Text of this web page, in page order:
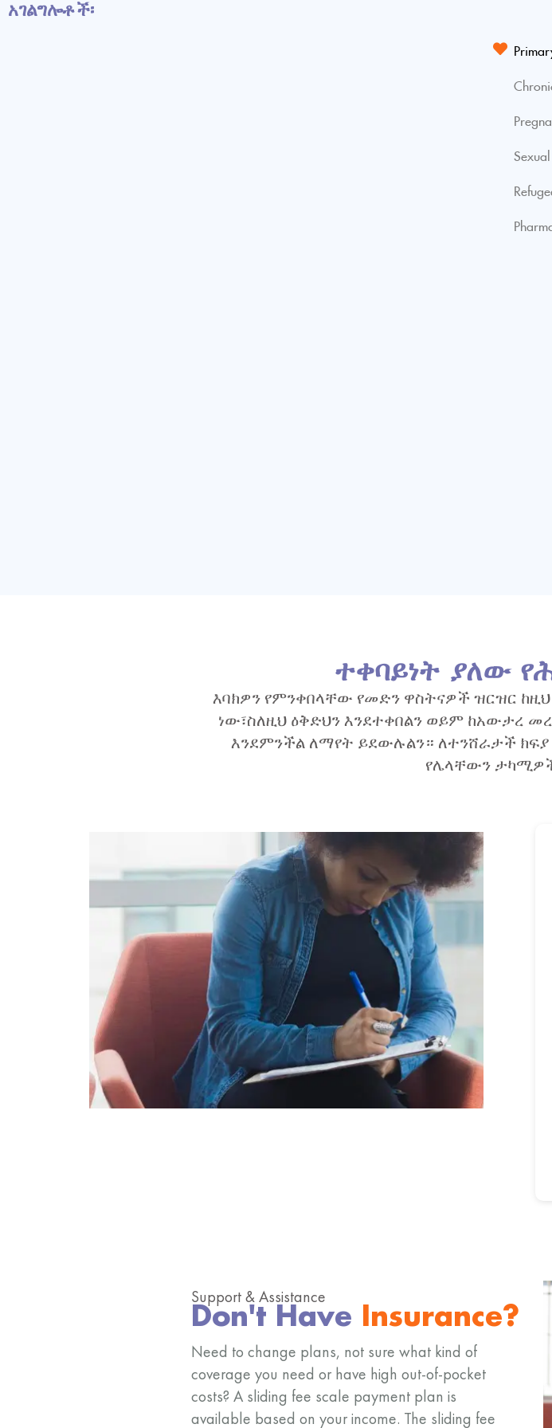
አገልግሎቶች፡
ተቀባይነት ያለው
እባክዎን የምንቀበላቸው የመድን ዋስትናዎች ዝርዝር
ነው፣ስለዚህ ዕቅድህን እንደተቀበልን ወይም ከአውታረ
እንደምንችል ለማየት ይደውሉልን። ለተንሸራታች
የሌላቸውን
Support & Assistance
Don't Have Insurance?
Need to change plans, not sure what kind of
coverage you need or have high out-of-pocket
costs? A sliding fee scale payment plan is
available based on your income. The sliding fee